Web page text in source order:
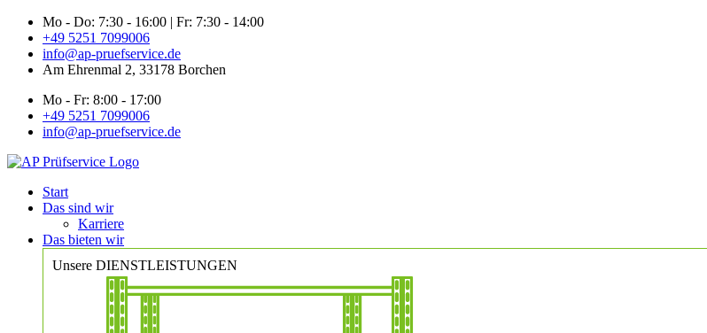
Zum
Inhalt
springen
Mo - Do: 7:30 - 16:00 | Fr: 7:30 - 14:00
+49 5251 7099006
info@ap-pruefservice.de
Am Ehrenmal 2, 33178 Borchen
Mo - Fr: 8:00 - 17:00
+49 5251 7099006
info@ap-pruefservice.de
Start
Das sind wir
Karriere
Das bieten wir
Unsere DIENSTLEISTUNGEN